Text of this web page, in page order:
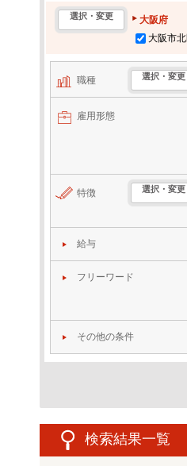
勤務地で検索
選択・変更
大阪府
大阪市
職種 選択・変更
雇用形態
特徴 選択・変更
給与
フリーワード
その他の条件
検索結果一覧